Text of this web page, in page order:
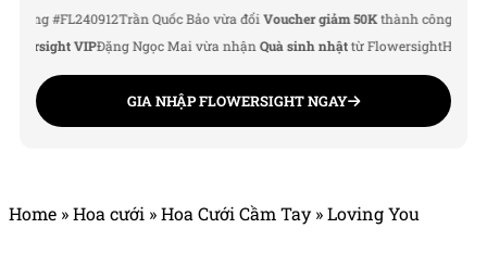
Website:https://flowersight.com/
5/5 - (1 bình chọn)
#FL240912Trần Quốc Bảo vừa đổiVoucher giảm 50Kthành côngLê Thu Hà
VIPĐặng Ngọc Mai vừa nhậnQuà sinh nhật từ FlowersightHoàng Đức
GIA NHẬP FLOWERSIGHT NGAY
Home »Hoa cưới »Hoa Cưới Cầm Tay »Loving You